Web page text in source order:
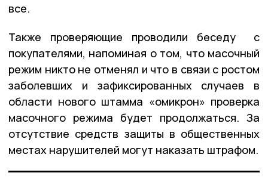
все.
Также проверяющие проводили беседу с
покупателями, напоминая о том, что масочный
режим никто не отменял и что в связи с ростом
заболевших и зафиксированных случаев в
области нового штамма «омикрон» проверка
масочного режима будет продолжаться. За
отсутствие средств защиты в общественных
местах нарушителей могут наказать штрафом.